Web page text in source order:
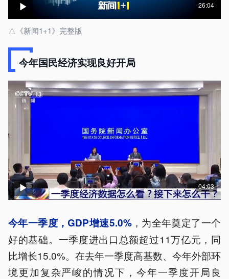
26:04
△《新闻1+1》完整版
今年国民经济实现良好开局
04:03
今年一季度，GDP增速5.0%，为全年奠定了一个
好的基础。一季度进出口总额超过11万亿元，同
比增长15.0%。在去年一季度高基数、今年外部环
境更加复杂严峻的情况下，今年一季度开局良